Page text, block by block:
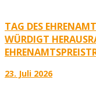
TAG DES
WÜRDIGT
23. Juli 2026